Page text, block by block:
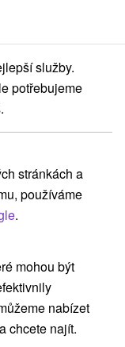
Trnavský kraj
kraj
(21)
(9)
bazénem
služby.
potřebujeme
stránkách a
používáme
.
mohou být
nabízet
chcete najít.